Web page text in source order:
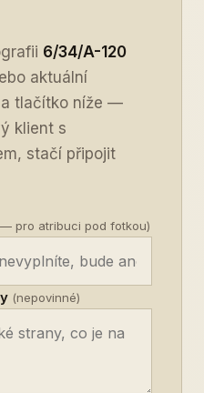
6/34/A-120
aktuální
tlačítko níže —
klient s
stačí připojit
pro atribuci pod fotkou)
(nepovinné)